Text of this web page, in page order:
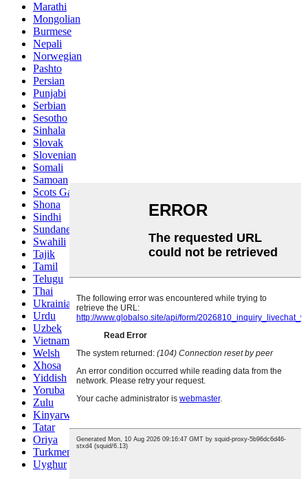
Marathi
Mongolian
Burmese
Nepali
Norwegian
Pashto
Persian
Punjabi
Serbian
Sesotho
Sinhala
Slovak
Slovenian
Somali
Samoan
Scots Gaelic
Shona
Sindhi
Sundanese
Swahili
Tajik
Tamil
Telugu
Thai
Ukrainian
Urdu
Uzbek
Vietnamese
Welsh
Xhosa
Yiddish
Yoruba
Zulu
Kinyarwanda
Tatar
Oriya
Turkmen
Uyghur